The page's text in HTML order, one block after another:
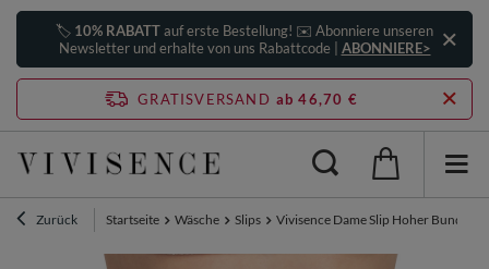
🏷️ 10% RABATTauf erste Bestellung! ✉️ Abonniere unseren
Newsletter und erhalte von uns Rabattcode | ABONNIERE>
GRATISVERSAND ab 46,70 €
Zurück Startseite Wäsche Slips Vivisence Dame Slip Hoher Bund